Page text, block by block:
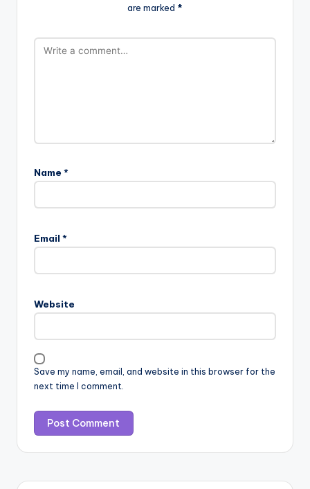
are marked *
Name *
Email *
Website
Save my name, email, and website in this browser for the
next time I comment.